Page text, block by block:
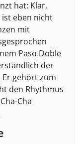
hat: Klar,
eben nicht
mit
Paso Doble
der
gehört zum
den Rhythmus
Cha